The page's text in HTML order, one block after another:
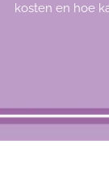
kosten en hoe